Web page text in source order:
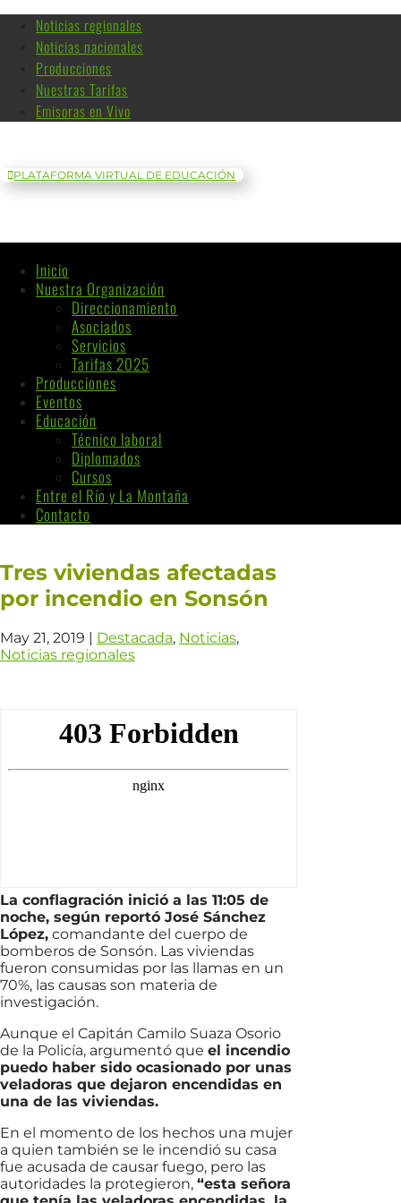
Noticias regionales
Noticias nacionales
Producciones
Nuestras Tarifas
Emisoras en Vivo
PLATAFORMA VIRTUAL DE EDUCACIÓN
Inicio
Nuestra Organización
Direccionamiento
Asociados
Servicios
Tarifas 2025
Producciones
Eventos
Educación
Técnico laboral
Diplomados
Cursos
Entre el Río y La Montaña
Contacto
Tres viviendas afectadas
por incendio en Sonsón
May 21, 2019 | Destacada, Noticias,
Noticias regionales
La conflagración inició a las 11:05 de
noche, según reportó José Sánchez
López, comandante del cuerpo de
bomberos de Sonsón. Las viviendas
fueron consumidas por las llamas en un
70%, las causas son materia de
investigación.
Aunque el Capitán Camilo Suaza Osorio
de la Policía, argumentó que el incendio
puedo haber sido ocasionado por unas
veladoras que dejaron encendidas en
una de las viviendas.
En el momento de los hechos una mujer
a quien también se le incendió su casa
fue acusada de causar fuego, pero las
autoridades la protegieron, “esta señora